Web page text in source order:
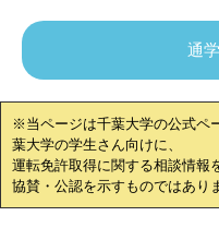
通
※当ページは千葉大学の公式ペ
葉大学の学生さん向けに、
運転免許取得に関する相談情報
協賛・公認を示すものではあり